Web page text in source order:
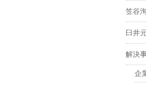
笠谷
臼井
解決
企